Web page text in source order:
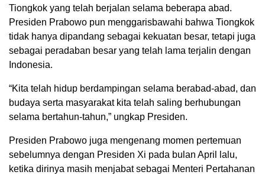
Tiongkok yang telah berjalan selama beberapa abad.
Presiden Prabowo pun menggarisbawahi bahwa Tiongkok
tidak hanya dipandang sebagai kekuatan besar, tetapi juga
sebagai peradaban besar yang telah lama terjalin dengan
Indonesia.
“Kita telah hidup berdampingan selama berabad-abad, dan
budaya serta masyarakat kita telah saling berhubungan
selama bertahun-tahun,” ungkap Presiden.
Presiden Prabowo juga mengenang momen pertemuan
sebelumnya dengan Presiden Xi pada bulan April lalu,
ketika dirinya masih menjabat sebagai Menteri Pertahanan